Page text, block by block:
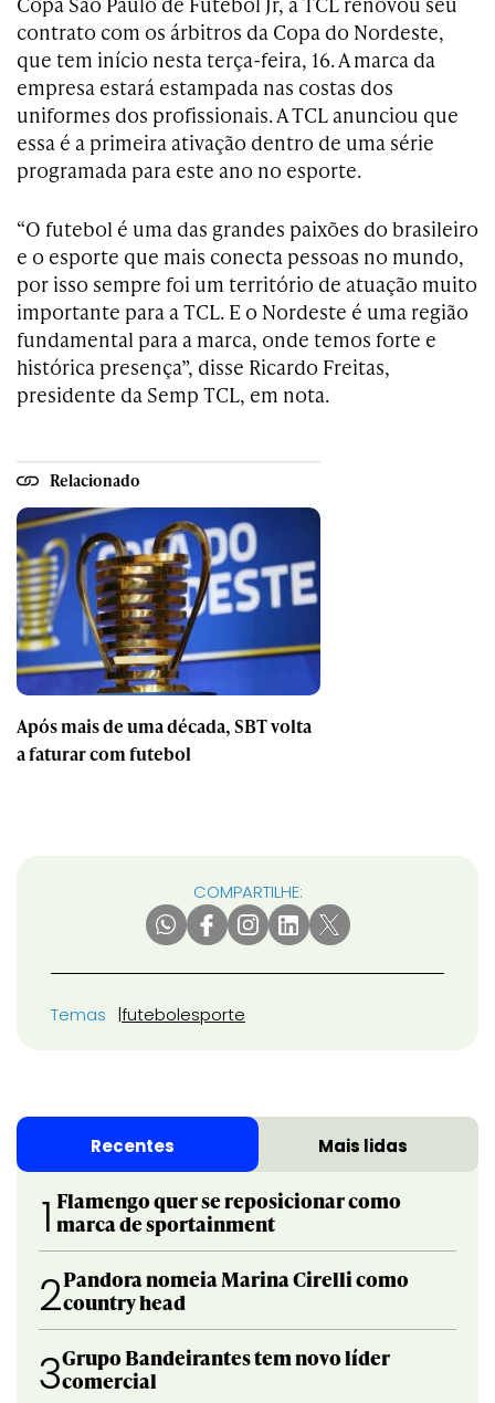
contrato com os árbitros da Copa do Nordeste,
que tem início nesta terça-feira, 16. A marca da
empresa estará estampada nas costas dos
uniformes dos profissionais. A TCL anunciou que
essa é a primeira ativação dentro de uma série
programada para este ano no esporte.
“O futebol é uma das grandes paixões do brasileiro
e o esporte que mais conecta pessoas no mundo,
por isso sempre foi um território de atuação muito
importante para a TCL. E o Nordeste é uma região
fundamental para a marca, onde temos forte e
histórica presença”, disse Ricardo Freitas,
presidente da Semp TCL, em nota.
Relacionado
Após mais de uma década, SBT volta
a faturar com futebol
COMPARTILHE:
Temas futebolesporte
Recentes Mais lidas
1 Flamengo quer se reposicionar como
marca de sportainment
2Pandora nomeia Marina Cirelli como
country head
3Grupo Bandeirantes tem novo líder
comercial